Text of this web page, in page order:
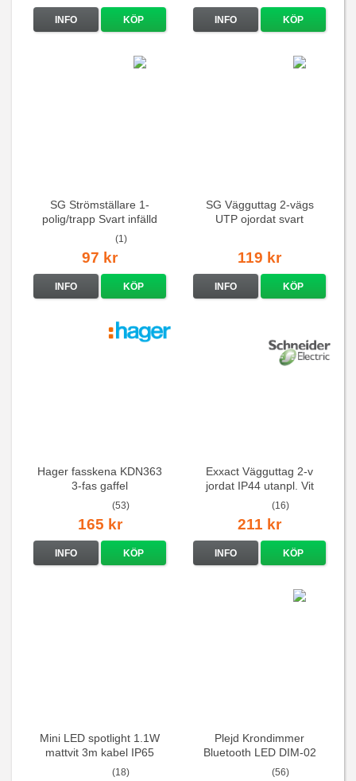
INFO KÖP INFO KÖP
SG Strömställare 1-
polig/trapp Svart infälld
(1)
97 kr
INFO KÖP
SG Vägguttag 2-vägs
UTP ojordat svart
119 kr
INFO KÖP
Hager fasskena KDN363
3-fas gaffel
(53)
165 kr
INFO KÖP
Exxact Vägguttag 2-v
jordat IP44 utanpl. Vit
(16)
211 kr
INFO KÖP
Mini LED spotlight 1.1W
mattvit 3m kabel IP65
(18)
Plejd Krondimmer
Bluetooth LED DIM-02
(56)